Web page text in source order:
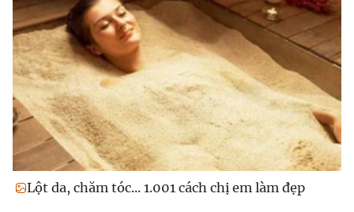
Lột da, chăm tóc... 1.001 cách chị em làm đẹp